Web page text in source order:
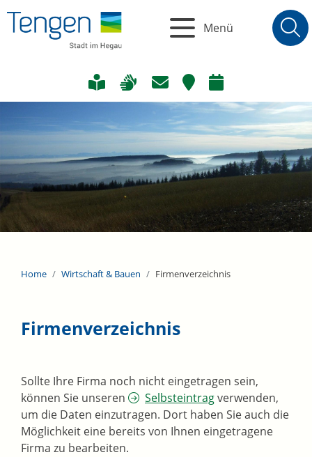
Menü
Home Wirtschaft & Bauen Firmenverzeichnis
Firmenverzeichnis
Sollte Ihre Firma noch nicht eingetragen sein,
können Sie unseren
Selbsteintragverwenden,
um die Daten einzutragen. Dort haben Sie auch die
Möglichkeit eine bereits von Ihnen eingetragene
Firma zu bearbeiten.